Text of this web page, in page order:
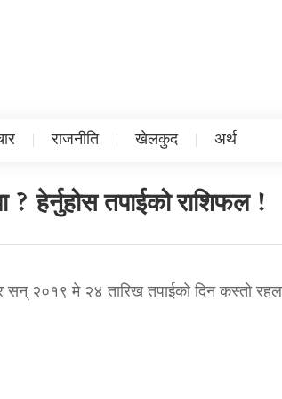
राजनीति खेलकुद अर्थ
हेर्नुहोस तपाईको राशिफल !
२०१९ मे २४ तारिख तपाईको दिन कस्तो